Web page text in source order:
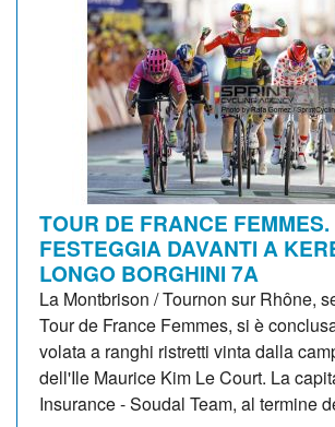
TOUR DE FRANCE
FESTEGGIA DAVANTI A
LONGO BORGHINI 7A
La Montbrison / Tournon sur Rhône,
Tour de France Femmes, si è
volata a ranghi ristretti vinta dalla
dell'Ile Maurice Kim Le Court. La
Insurance - Soudal Team, al termine